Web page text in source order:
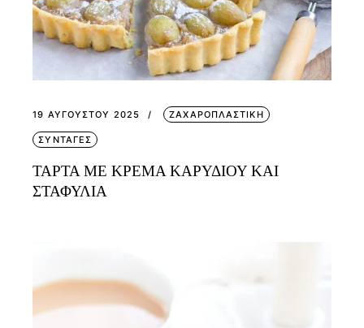
19 ΑΥΓΟΎΣΤΟΥ 2025 ΖΑΧΑΡΟΠΛΑΣΤΙΚΗ
ΣΥΝΤΑΓΕΣ
ΤΑΡΤΑ ΜΕ ΚΡΕΜΑ ΚΑΡΥΔΙΟΥ ΚΑΙ
ΣΤΑΦΥΛΙΑ